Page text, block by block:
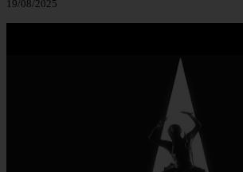
19/08/2025